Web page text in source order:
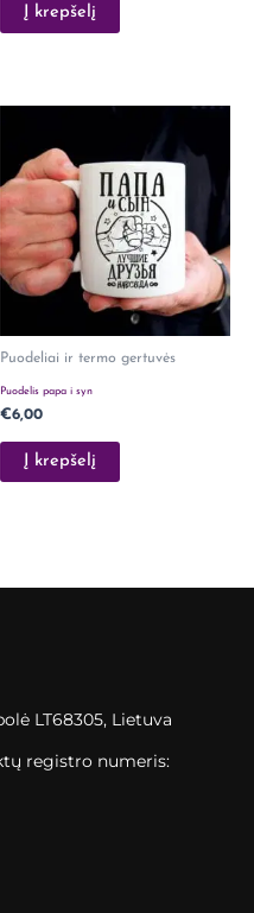
Į krepšelį
Puodeliai ir termo gertuvės
Puodelis papa i syn
€6,00
Į krepšelį
LT68305, Lietuva
registro numeris: